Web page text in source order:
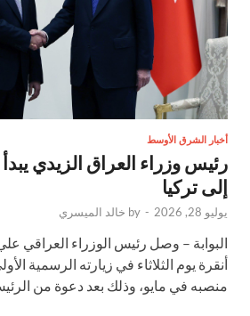
أخبار الشرق الأوسط
رئيس وزراء العراق الزيدي
إلى تركيا
يوليو 28, 2026 -
by خالد الميسري
البوابة – وصل رئيس الوزراء العراقي
أنقرة يوم الثلاثاء في زيارته الرسمية
منصبه في مايو، وذلك بعد دعوة من